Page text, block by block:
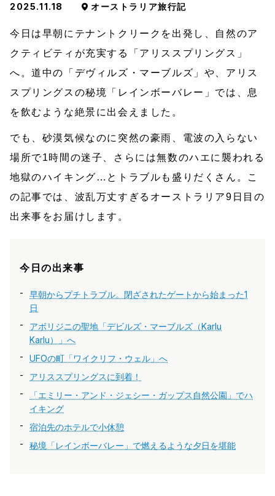
2025.11.18 オーストラリア旅行記
今日は早朝にテナントクリークを出発し、自然のア
クティビティが充実する「アリススプリングス」
へ。道中の「デヴィルズ・マーブルズ」や、アリス
スプリングスの秘境「レインボーバレー」では、息
を飲むような絶景に出会えました。
でも、砂漠気候なのに突然の豪雨、電波の入らない
場所で1時間の迷子、さらには無数のハエに襲われる
地獄のハイキング…とトラブルも盛りだくさん。こ
の記事では、波乱万丈すぎるオーストラリア9日目の
出来事をお届けします。
今日の出来事
早朝からプチトラブル。閉ざされたゲートから始まった1
日
アボリジニの聖地「デビルズ・マーブルズ（Karlu
Karlu）」へ
UFOの町「ワイクリフ・ウェル」へ
アリススプリングスに到着！
「エミリー・アンド・ジェシー・ガップス自然公園」でハ
イキング
宿泊先のホテルで小休憩
秘境「レインボーバレー」で燃えるような夕日を堪能